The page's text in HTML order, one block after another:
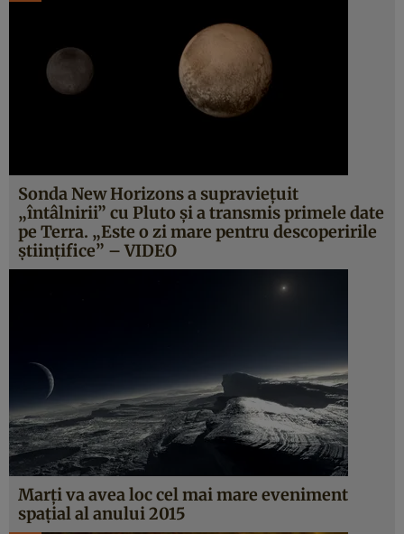
Sonda New Horizons a supravieţuit
„întâlnirii” cu Pluto şi a transmis primele date
pe Terra. „Este o zi mare pentru descoperirile
ştiinţifice” – VIDEO
Marţi va avea loc cel mai mare eveniment
spaţial al anului 2015